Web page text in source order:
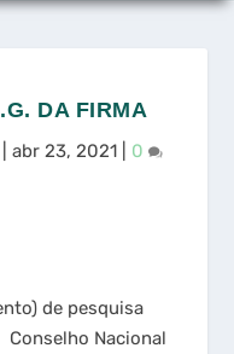
DA FIRMA
abr 23, 2021| 0
de pesquisa
Nacional